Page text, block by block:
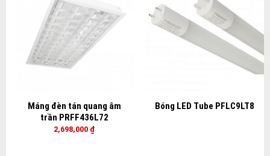
Máng đèn tán quang âm
trần PRFF436L72
2,698,000 ₫
Bóng LED Tube PFLC9LT8